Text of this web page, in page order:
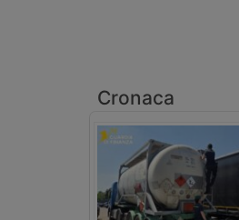
Cronaca